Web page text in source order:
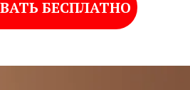
БЕСПЛАТНО